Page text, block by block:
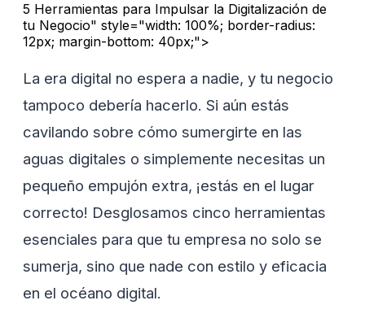
5 Herramientas para Impulsar la Digitalización de
tu Negocio" style="width: 100%; border-radius:
12px; margin-bottom: 40px;">
La era digital no espera a nadie, y tu negocio
tampoco debería hacerlo. Si aún estás
cavilando sobre cómo sumergirte en las
aguas digitales o simplemente necesitas un
pequeño empujón extra, ¡estás en el lugar
correcto! Desglosamos cinco herramientas
esenciales para que tu empresa no solo se
sumerja, sino que nade con estilo y eficacia
en el océano digital.